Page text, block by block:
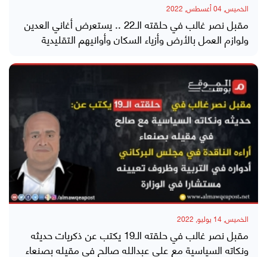
الخميس, 04 أغسطس, 2022
مقبل نصر غالب في حلقته الـ22 .. يستعرض أغاني العدين
ولوازم العمل بالأرض وأزياء السكان وأوانيهم التقليدية
الخميس, 14 يوليو, 2022
مقبل نصر غالب في حلقته الـ19 يكتب عن ذكريات حديثه
ونكاته السياسية مع علي عبدالله صالح في مقيله بصنعاء